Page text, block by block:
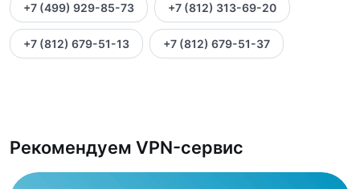
+7 (499) 929-85-73 +7 (812) 313-69-20
+7 (812) 679-51-13 +7 (812) 679-51-37
Рекомендуем VPN-сервис